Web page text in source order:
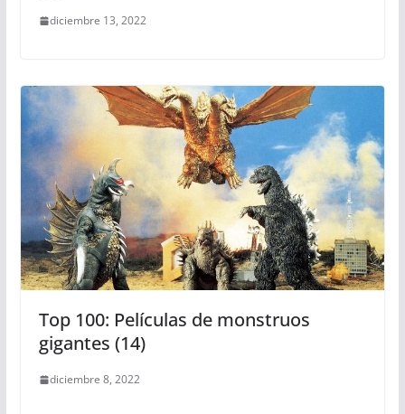
diciembre 13, 2022
Top 100: Películas de monstruos
gigantes (14)
diciembre 8, 2022